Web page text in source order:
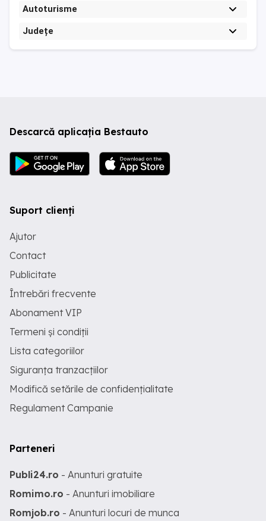
Autoturisme
Județe
Descarcă aplicația Bestauto
Suport clienți
Ajutor
Contact
Publicitate
Întrebări frecvente
Abonament VIP
Termeni și condiții
Lista categoriilor
Siguranța tranzacțiilor
Modifică setările de confidențialitate
Regulament Campanie
Parteneri
Publi24.ro - Anunturi gratuite
Romimo.ro - Anunturi imobiliare
Romjob.ro - Anunturi locuri de munca